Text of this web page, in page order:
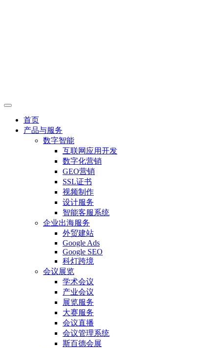
首页
产品与服务
数字智能
互联网应用开发
数字化营销
GEO营销
SSL证书
视频制作
设计服务
智能客服系统
企业出海服务
外贸建站
Google Ads
Google SEO
科灯跨境
会议展览
学术会议
产业会议
展览服务
大赛服务
会议直播
会议管理系统
斯百德会展